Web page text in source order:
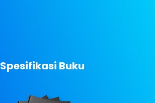
Spesifikasi Buku